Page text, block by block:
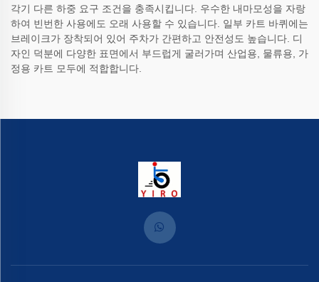
각기 다른 하중 요구 조건을 충족시킵니다. 우수한 내마모성을 자랑
하여 빈번한 사용에도 오래 사용할 수 있습니다. 일부 카트 바퀴에는
브레이크가 장착되어 있어 주차가 간편하고 안전성도 높습니다. 디
자인 덕분에 다양한 표면에서 부드럽게 굴러가며 산업용, 물류용, 가
정용 카트 모두에 적합합니다.